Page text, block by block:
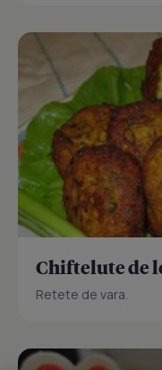
Chiftelute de
Retete de vara.